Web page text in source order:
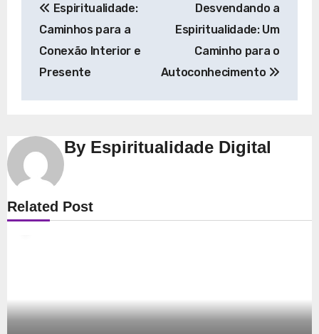
de
Post
Espiritualidade:
Caminhos para a
Conexão Interior e
Presente
Desvendando a
Espiritualidade: Um
Caminho para o
Autoconhecimento
By Espiritualidade Digital
Related Post
Espiritualidade
Explorando a Espiritualidade: Conexão e